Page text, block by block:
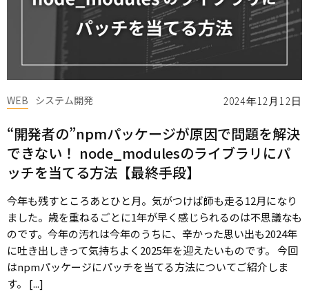
2024年12月12日
WEB システム開発
“開発者の”npmパッケージが原因で問題を解決
できない！ node_modulesのライブラリにパ
ッチを当てる方法【最終手段】
今年も残すところあとひと月。気がつけば師も走る12月になり
ました。歳を重ねるごとに1年が早く感じられるのは不思議なも
のです。今年の汚れは今年のうちに、辛かった思い出も2024年
に吐き出しきって気持ちよく2025年を迎えたいものです。 今回
はnpmパッケージにパッチを当てる方法についてご紹介しま
す。 [...]